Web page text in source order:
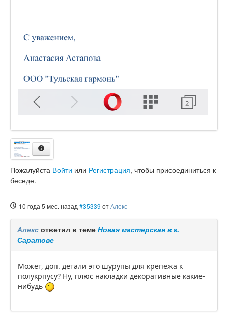
Пожалуйста Войти или Регистрация, чтобы присоединиться к
беседе.
10 года 5 мес. назад #35339 отАлекс
Алекс ответил в теме Новая мастерская в г.
Саратове
Может, доп. детали это шурупы для крепежа к
полукрпусу? Ну, плюс накладки декоративные какие-
нибудь